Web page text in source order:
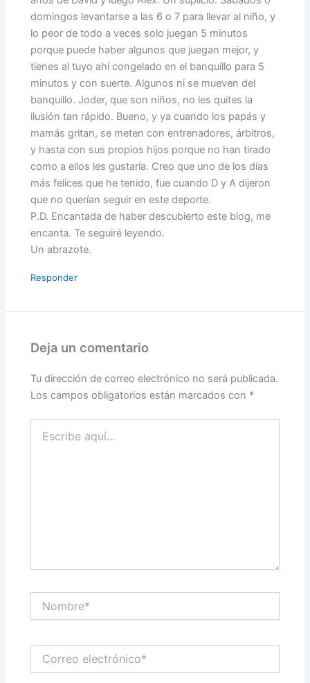
domingos levantarse a las 6 o 7 para llevar al niño, y
lo peor de todo a veces solo juegan 5 minutos
porque puede haber algunos que juegan mejor, y
tienes al tuyo ahí congelado en el banquillo para 5
minutos y con suerte. Algunos ni se mueven del
banquillo. Joder, que son niños, no les quites la
ilusión tan rápido. Bueno, y ya cuando los papás y
mamás gritan, se meten con entrenadores, árbitros,
y hasta con sus propios hijos porque no han tirado
como a ellos les gustaría. Creo que uno de los días
más felices que he tenido, fue cuando D y A dijeron
que no querían seguir en este deporte.
P.D. Encantada de haber descubierto este blog, me
encanta. Te seguiré leyendo.
Un abrazote.
Responder
Deja un comentario
Tu dirección de correo electrónico no será publicada.
Los campos obligatorios están marcados con *
aquí...
electrónico*